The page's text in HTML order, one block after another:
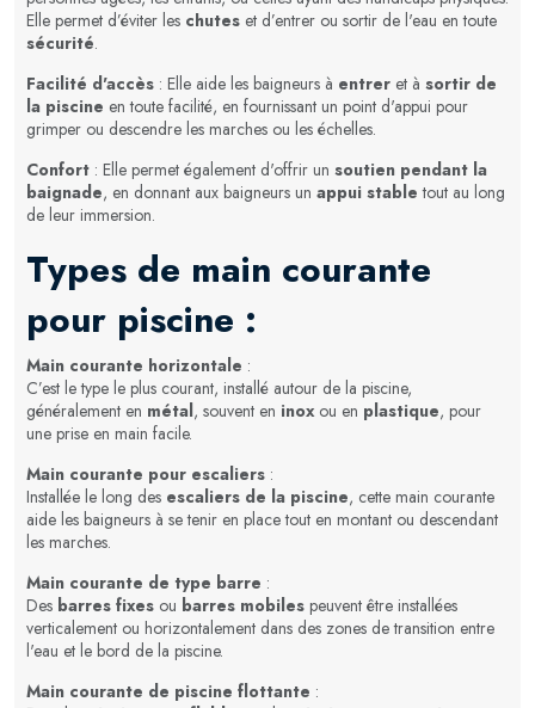
Elle permet d’éviter les chutes et d’entrer ou sortir de l'eau en toute
sécurité.
Facilité d'accès : Elle aide les baigneurs à entrer et à sortir de
la piscine en toute facilité, en fournissant un point d'appui pour
grimper ou descendre les marches ou les échelles.
Confort : Elle permet également d'offrir un soutien pendant la
baignade, en donnant aux baigneurs un appui stable tout au long
de leur immersion.
Types de main courante
pour piscine :
Main courante horizontale :
C’est le type le plus courant, installé autour de la piscine,
généralement en métal, souvent en inox ou en plastique, pour
une prise en main facile.
Main courante pour escaliers :
Installée le long des escaliers de la piscine, cette main courante
aide les baigneurs à se tenir en place tout en montant ou descendant
les marches.
Main courante de type barre :
Des barres fixes ou barres mobiles peuvent être installées
verticalement ou horizontalement dans des zones de transition entre
l'eau et le bord de la piscine.
Main courante de piscine flottante :